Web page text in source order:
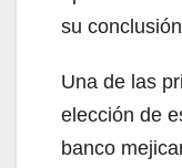
su
Una de las
elección de
banco